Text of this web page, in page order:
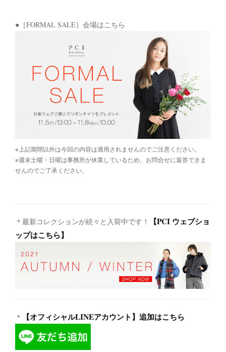
●［FORMAL SALE］会場はこちら
※上記期間以外は今回の内容は適用されませんのでご注意ください。
※週末土曜・日曜は事務所が休業しているため、お問合せに返答できま
せんのでご了承ください。
＊最新コレクションが続々と入荷中です！
【PCI ウェブショ
ップはこちら】
＊ 【オフィシャルLINEアカウント】追加はこちら